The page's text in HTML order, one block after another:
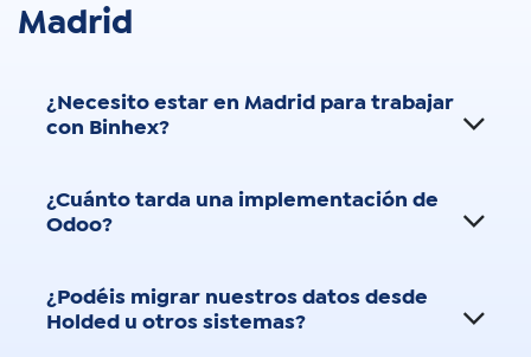
Madrid
¿Necesito estar en Madrid para trabajar
con Binhex?
¿Cuánto tarda una implementación de
Odoo?
¿Podéis migrar nuestros datos desde
Holded u otros sistemas?